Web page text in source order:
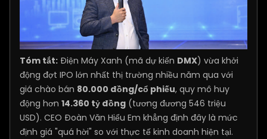
Tóm tắt: Điện Máy Xanh (mã dự kiến DMX) vừa khởi
động đợt IPO lớn nhất thị trường nhiều năm qua với
giá chào bán 80.000 đồng/cổ phiếu, quy mô huy
động hơn 14.360 tỷ đồng (tương đương 546 triệu
USD). CEO Đoàn Văn Hiểu Em khẳng định đây là mức
định giá "quá hời" so với thực tế kinh doanh hiện tại.